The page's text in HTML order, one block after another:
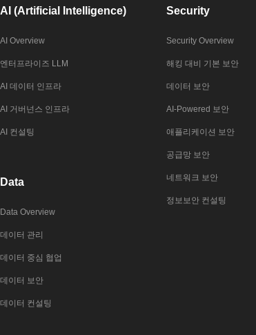
AI (Artificial Intelligence)
AI Overview
엔터프라이즈 LLM
AI 데이터 인프라
AI 거버넌스 인프라
AI 컨설팅
Data
Data Overview
데이터 관리
데이터 중심 협업
데이터 보안
데이터 컨설팅
Security
Security Overview
해킹 대비 기본 보안
데이터 보안
AI-Powered 보안
애플리케이션 보안
공급망 보안
네트워크 보안
정보보안 컨설팅